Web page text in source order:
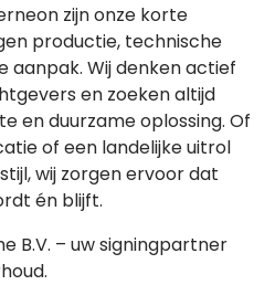
zijn onze korte
productie, technische
aanpak. Wij denken actief
en zoeken altijd
en duurzame oplossing. Of
of een landelijke uitrol
wij zorgen ervoor dat
én blijft.
B.V. – uw signingpartner